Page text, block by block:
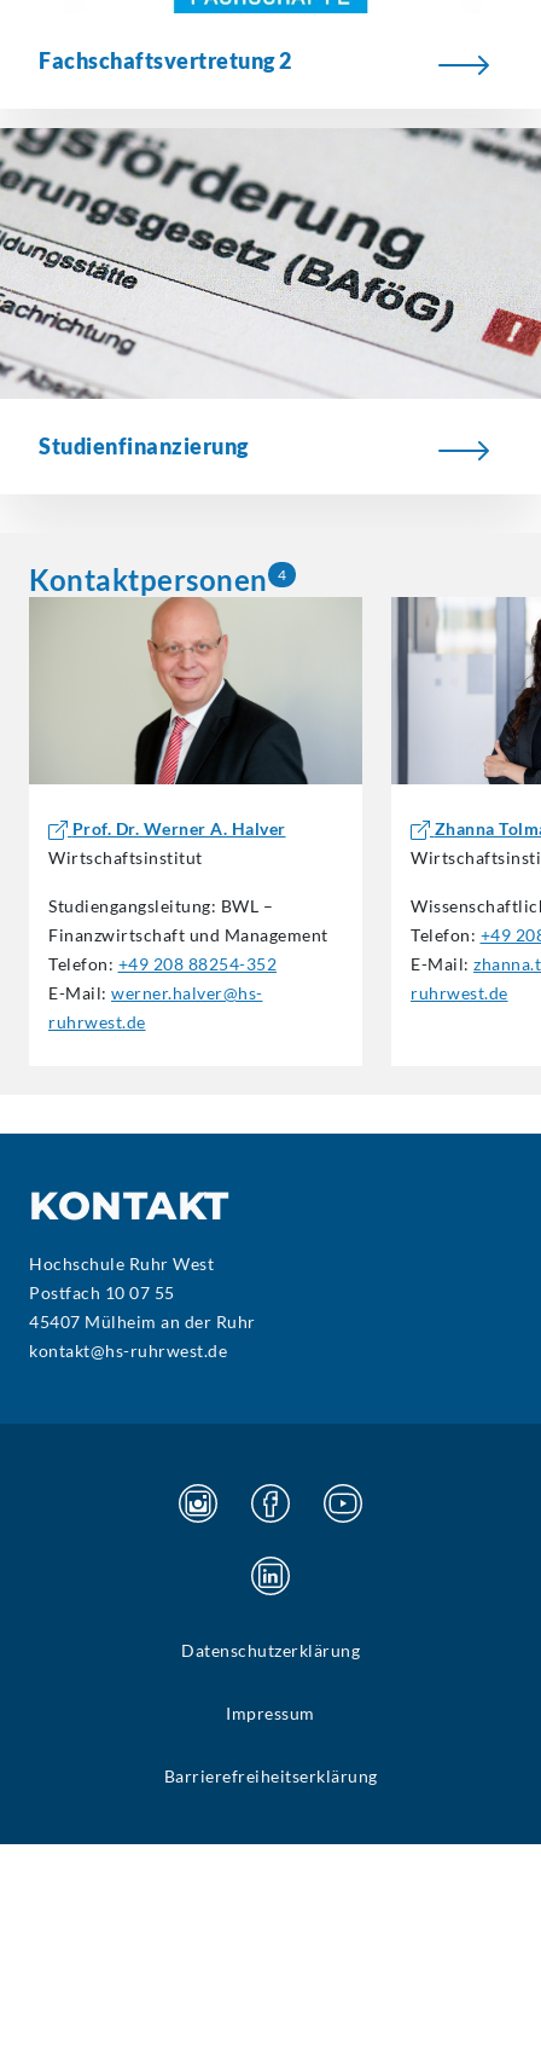
Fachschaftsvertretung2
Studienfinanzierung
Kontaktpersonen 4
Prof. Dr. Werner A. Halver
Wirtschaftsinstitut
Studiengangsleitung: BWL –
Finanzwirtschaft und Management
Telefon: +49 208 88254-352
E-Mail: werner.halver@hs-
ruhrwest.de
Zhanna
Telefon: +49
E-Mail:
ruhrwest.de
KONTAKT
Hochschule Ruhr West
Postfach 10 07 55
45407 Mülheim an der Ruhr
kontakt@hs-ruhrwest.de
Datenschutzerklärung
Impressum
Barrierefreiheitserklärung